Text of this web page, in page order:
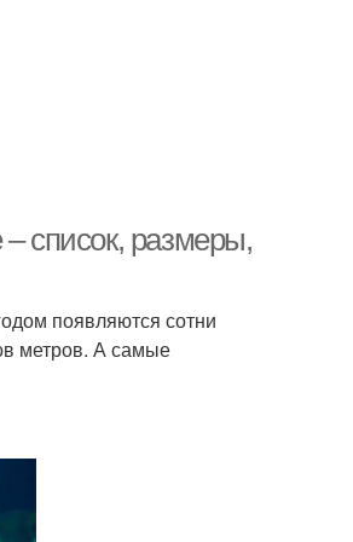
список, размеры,
появляются сотни
метров. А самые